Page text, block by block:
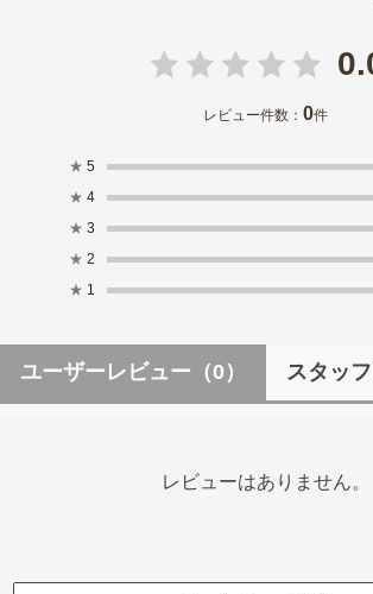
レビュー件数：0件
★ 5
★ 4
★ 3
★ 2
★ 1
ユーザーレビュー （0） スタッ
レビューはありません。